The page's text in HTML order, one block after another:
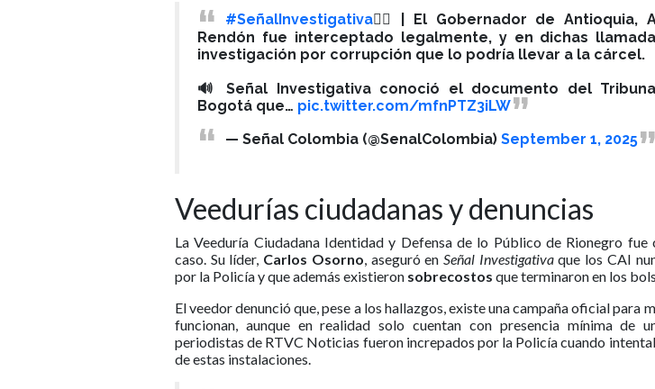
#SeñalInvestigativa🕵️‍♂️| El Gobernador de Antioquia,
Rendón fue interceptado legalmente, y en dichas
investigación por corrupción que lo podría llevar a la cárcel.
🔊 Señal Investigativa conoció el documento del
Bogotá que… pic.twitter.com/mfnPTZ3iLW
— Señal Colombia (@SenalColombia) September 1, 2025
Veedurías ciudadanas y denuncias
La Veeduría Ciudadana Identidad y Defensa de lo Público de Rionegro fue
caso. Su líder, Carlos Osorno, aseguró enSeñal Investigativaque los CAI
por la Policía y que además existieron sobrecostos que terminaron en los
El veedor denunció que, pese a los hallazgos, existe una campaña oficial para
funcionan, aunque en realidad solo cuentan con presencia mínima de
periodistas de RTVC Noticias fueron increpados por la Policía cuando
de estas instalaciones.